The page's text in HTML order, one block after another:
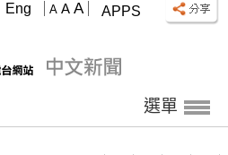
APPS
A A A
Eng
選單